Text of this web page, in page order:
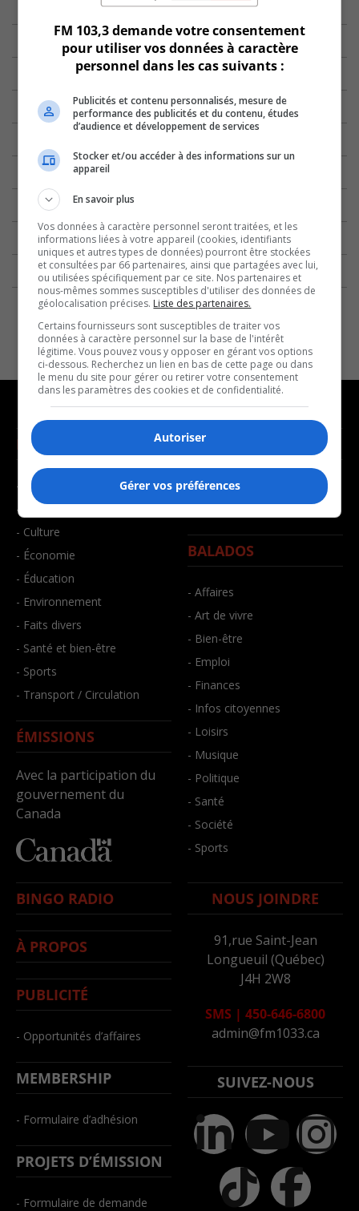
NOUVELLES
- Affaires municipales
- Communauté / Social
- Culture
- Économie
- Éducation
- Environnement
- Faits divers
- Santé et bien-être
- Sports
- Transport / Circulation
ÉMISSIONS
Avec la participation du
gouvernement du
Canada
MUSIQUE
- Décompte franco
- Joué récemment
BALADOS
- Affaires
- Art de vivre
- Bien-être
- Emploi
- Finances
- Infos citoyennes
- Loisirs
- Musique
- Politique
- Santé
- Société
- Sports
BINGO RADIO
À PROPOS
PUBLICITÉ
- Opportunités d’affaires
MEMBERSHIP
- Formulaire d’adhésion
PROJETS D’ÉMISSION
- Formulaire de demande
NOUS JOINDRE
91,rue Saint-Jean
Longueuil (Québec)
J4H 2W8
SMS | 450-646-6800
admin@fm1033.ca
SUIVEZ-NOUS
FM 103,3 demande votre consentement
pour utiliser vos données à caractère
personnel dans les cas suivants :
Publicités et contenu personnalisés, mesure de
performance des publicités et du contenu, études
d’audience et développement de services
Stocker et/ou accéder à des informations sur un
appareil
En savoir plus
Vos données à caractère personnel seront traitées, et les
informations liées à votre appareil (cookies, identifiants
uniques et autres types de données) pourront être stockées
et consultées par 66 partenaires, ainsi que partagées avec lui,
ou utilisées spécifiquement par ce site. Nos partenaires et
nous-mêmes sommes susceptibles d'utiliser des données de
géolocalisation précises. Liste des partenaires.
Certains fournisseurs sont susceptibles de traiter vos
données à caractère personnel sur la base de l'intérêt
légitime. Vous pouvez vous y opposer en gérant vos options
ci-dessous. Recherchez un lien en bas de cette page ou dans
le menu du site pour gérer ou retirer votre consentement
dans les paramètres des cookies et de confidentialité.
Autoriser
Gérer vos préférences